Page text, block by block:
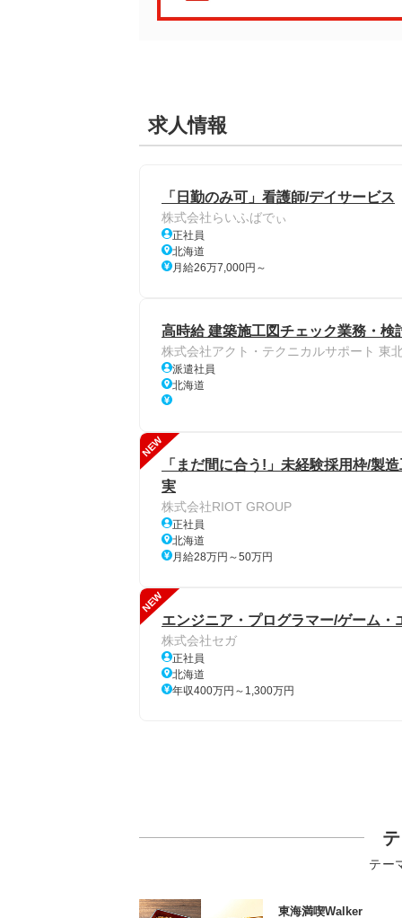
求人情報
「日勤のみ可」看護師/デイサービス
株式会社らいふばでぃ
正社員
北海道
月給26万7,000円～
高時給 建築施工図チェック業務・
株式会社アクト・テクニカルサポート 東
派遣社員
北海道
NEW
「まだ間に合う!」未経験採用枠/製
実
株式会社RIOT GROUP
正社員
北海道
月給28万円～50万円
NEW
エンジニア・プログラマー/ゲーム・
株式会社セガ
正社員
北海道
年収400万円～1,300万円
テー
東海満喫Walker